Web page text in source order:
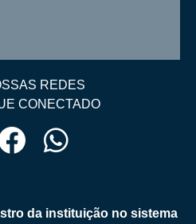
REDES
CONECTADO
da instituição no sistema